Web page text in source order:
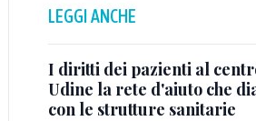
LEGGI ANCHE
I diritti dei pazienti al
Udine la rete d'aiuto che
con le strutture sanitarie